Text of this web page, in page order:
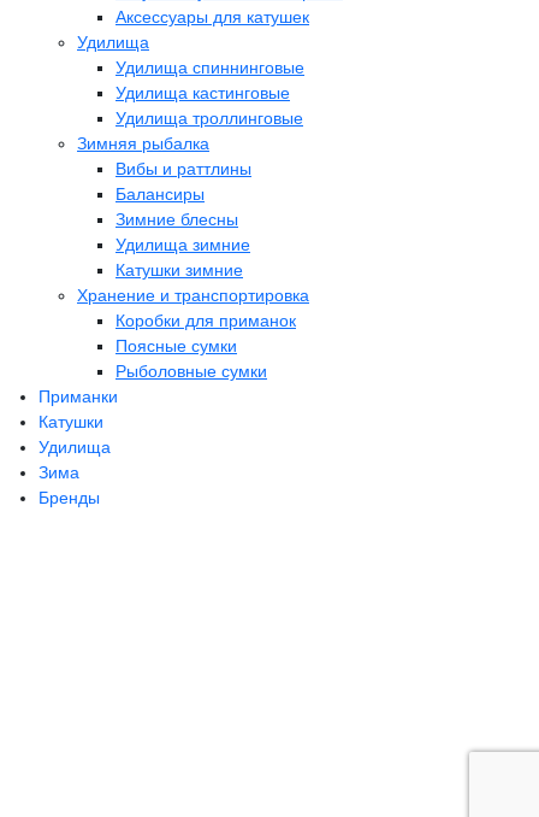
Аксессуары для катушек
Удилища
Удилища спиннинговые
Удилища кастинговые
Удилища троллинговые
Зимняя рыбалка
Вибы и раттлины
Балансиры
Зимние блесны
Удилища зимние
Катушки зимние
Хранение и транспортировка
Коробки для приманок
Поясные сумки
Рыболовные сумки
Приманки
Катушки
Удилища
Зима
Бренды